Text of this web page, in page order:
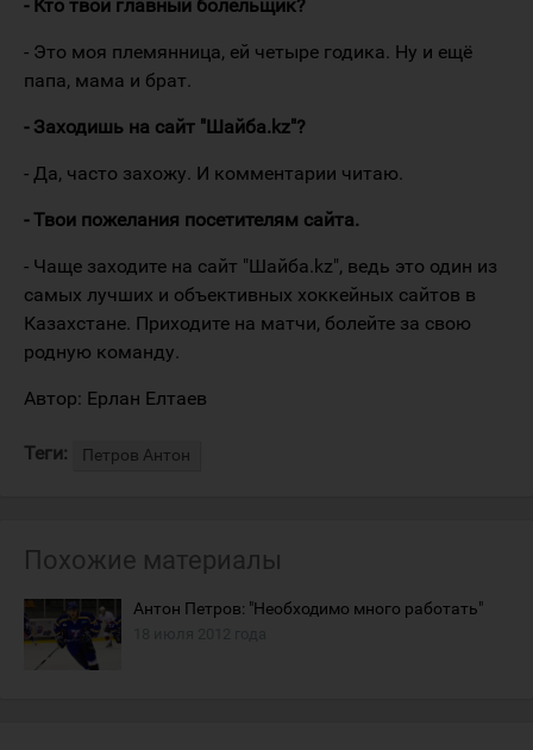
- Кто твой главный болельщик?
- Это моя племянница, ей четыре годика. Ну и ещё
папа, мама и брат.
- Заходишь на сайт "Шайба.kz"?
- Да, часто захожу. И комментарии читаю.
- Твои пожелания посетителям сайта.
- Чаще заходите на сайт "Шайба.kz", ведь это один из
самых лучших и объективных хоккейных сайтов в
Казахстане. Приходите на матчи, болейте за свою
родную команду.
Автор: Ерлан Елтаев
Теги: Петров Антон
Похожие материалы
Антон Петров: "Необходимо много работать"